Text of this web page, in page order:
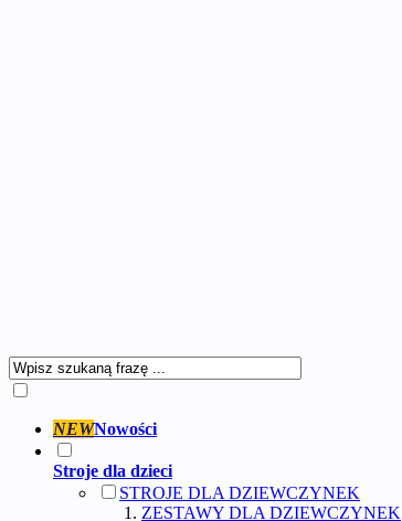
NEWNowości
Stroje dla dzieci
STROJE DLA DZIEWCZYNEK
ZESTAWY DLA DZIEWCZYNEK